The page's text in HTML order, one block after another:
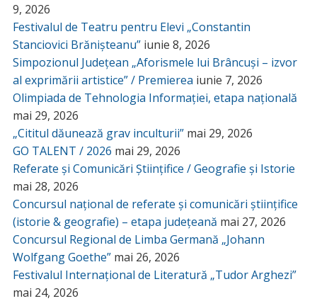
9, 2026
Festivalul de Teatru pentru Elevi „Constantin
Stanciovici Brănișteanu” iunie 8, 2026
Simpozionul Județean „Aforismele lui Brâncuși – izvor
al exprimării artistice” / Premierea iunie 7, 2026
Olimpiada de Tehnologia Informației, etapa națională
mai 29, 2026
„Cititul dăunează grav inculturii” mai 29, 2026
GO TALENT / 2026 mai 29, 2026
Referate și Comunicări Științifice / Geografie și Istorie
mai 28, 2026
Concursul național de referate și comunicări științifice
(istorie & geografie) – etapa județeană mai 27, 2026
Concursul Regional de Limba Germană „Johann
Wolfgang Goethe” mai 26, 2026
Festivalul Internațional de Literatură „Tudor Arghezi”
mai 24, 2026